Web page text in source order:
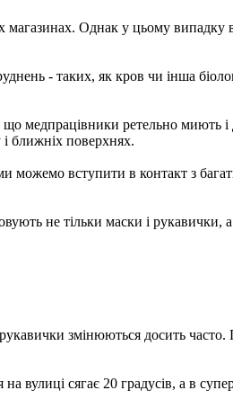
магазинах. Однак у цьому
- таких, як кров чи інша
медпрацівники ретельно миють і
ближніх поверхнях.
можемо вступити в контакт з
не тільки маски і рукавички,
змінюються досить часто.
вулиці сягає 20 градусів, а в